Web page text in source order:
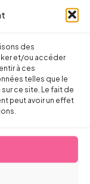
des
et/ou accéder
à ces
telles que le
ce site. Le fait de
peut avoir un effet